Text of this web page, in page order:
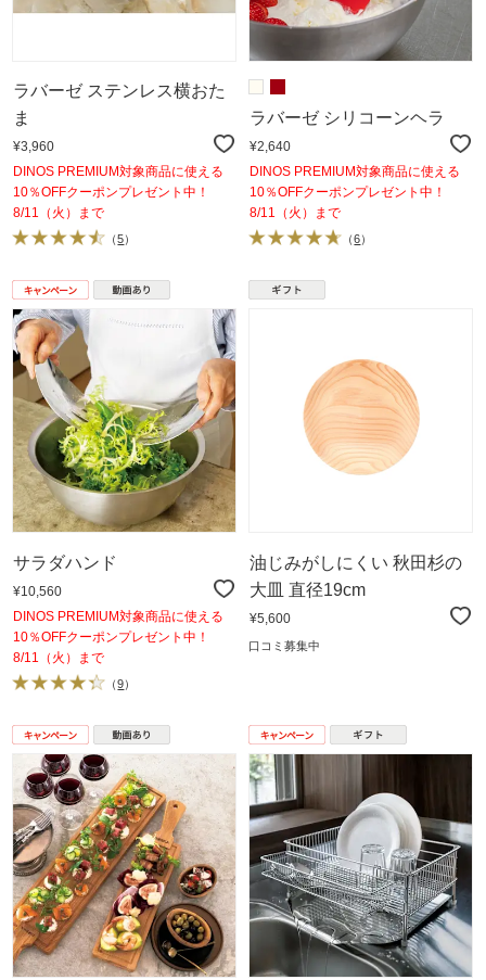
ラバーゼ ステンレス横おた
ま
¥3,960
DINOS PREMIUM対象商品に使える
10％OFFクーポンプレゼント中！
8/11（火）まで
（5）
ラバーゼ シリコーンヘラ
¥2,640
DINOS PREMIUM対象商品に使える
10％OFFクーポンプレゼント中！
8/11（火）まで
（6）
サラダハンド
¥10,560
DINOS PREMIUM対象商品に使える
10％OFFクーポンプレゼント中！
8/11（火）まで
（9）
油じみがしにくい 秋田杉の
大皿 直径19cm
¥5,600
口コミ募集中